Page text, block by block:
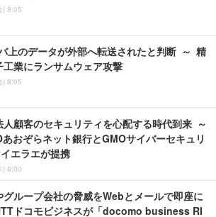
) 8:05
上のデータが外部へ転送されたと判断 ～ 精
工業にランサムウェア攻撃
) 8:05
人顧客のセキュリティを心配する時代到来 ～
おぞらネット銀行とGMOサイバーセキュリ
エラエが提携
) 8:00
グループ会社の脅威をWebとメールで即座に
ドコモビジネスが「docomo business RI